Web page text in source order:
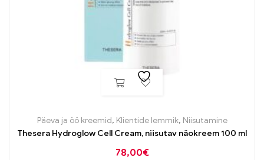
Päeva ja öö kreemid, Klientide lemmik, Niisutamine
Thesera Hydroglow Cell Cream, niisutav näokreem 100 ml
78,00€